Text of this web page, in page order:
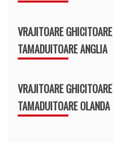
VRAJITOARE
TAMADUITOARE ANGLIA
VRAJITOARE
TAMADUITOARE OLANDA